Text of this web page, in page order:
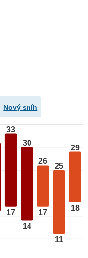
Nový sníh
33
17
30
14
26
17
25
11
29
18